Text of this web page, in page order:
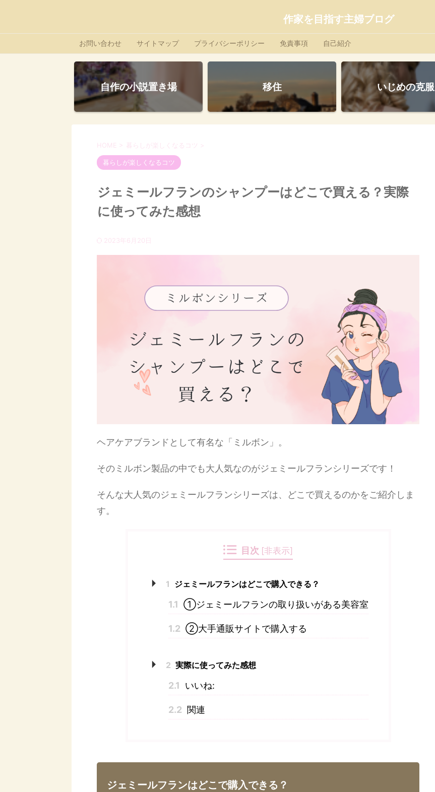
作家を目指す主婦ブログ
お問い合わせ サイトマップ プライバシーポリシー 免責事項 自己紹介
自作の小説置き場 移住 いじめの克服
HOME > 暮らしが楽しくなるコツ >
暮らしが楽しくなるコツ
ジェミールフランのシャンプーはどこで買える？実際
に使ってみた感想
2023年6月20日
ヘアケアブランドとして有名な「ミルボン」。
そのミルボン製品の中でも大人気なのがジェミールフランシリーズです！
そんな大人気のジェミールフランシリーズは、どこで買えるのかをご紹介しま
す。
目次 [非表示]
1 ジェミールフランはどこで購入できる？
1.1 ①ジェミールフランの取り扱いがある美容室
1.2 ②大手通販サイトで購入する
2 実際に使ってみた感想
2.1 いいね:
2.2 関連
ジェミールフランはどこで購入できる？